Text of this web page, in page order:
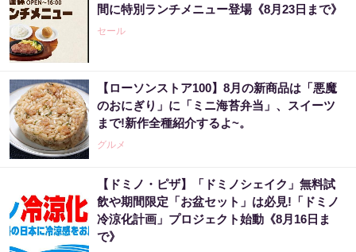
間に特別ランチメニュー登場《8月23日まで》
セール
【ローソンストア100】8月の新商品は「悪魔
のおにぎり」に「ミニ海苔弁当」、スイーツ
まで!新作全種紹介するよ~。
グルメ
【ドミノ・ピザ】「ドミノシェイク」無料試
飲や期間限定「お盆セット」は必見!「ドミノ
冷涼化計画」プロジェクト始動《8月16日ま
で》